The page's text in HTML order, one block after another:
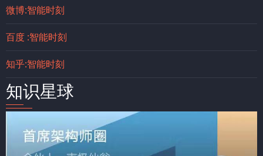
微博:智能时刻
百度 :智能时刻
知乎:智能时刻
知识星球